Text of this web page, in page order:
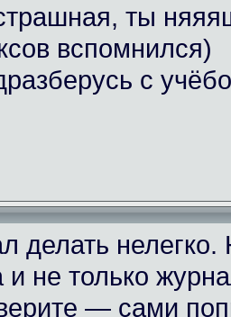
ты
вспомнился)
с
делать
и не только
— сами